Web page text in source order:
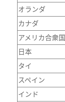
オランダ
カナダ
アメリカ合衆国
日本
タイ
スペイン
インド